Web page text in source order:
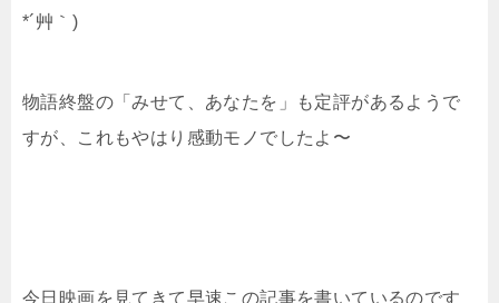
*´艸｀)
物語終盤の「みせて、あなたを」も定評があるようで
すが、これもやはり感動モノでしたよ〜
今日映画を見てきて早速この記事を書いているのです